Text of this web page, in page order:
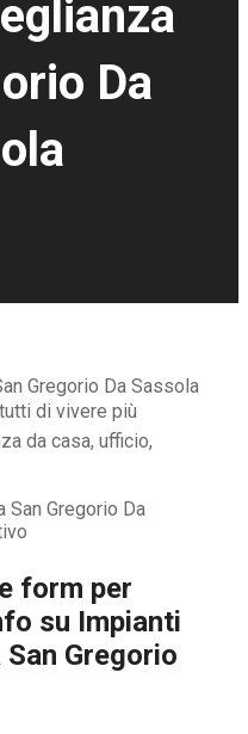
Da
Gregorio Da Sassola
di vivere più
da casa, ufficio,
form per
su Impianti
Gregorio